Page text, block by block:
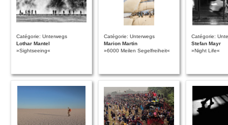
Catégorie: Unterwegs
Lothar Mantel
»Sightseeing«
Catégorie: Unterwegs
Marion Martin
»6000 Meilen Segelfreiheit«
Catégorie:
Stefan Mayr
»Night Life«